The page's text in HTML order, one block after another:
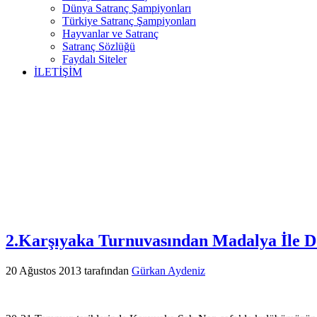
Dünya Satranç Şampiyonları
Türkiye Satranç Şampiyonları
Hayvanlar ve Satranç
Satranç Sözlüğü
Faydalı Siteler
İLETİŞİM
2.Karşıyaka Turnuvasından Madalya İle
20 Ağustos 2013 tarafından Gürkan Aydeniz